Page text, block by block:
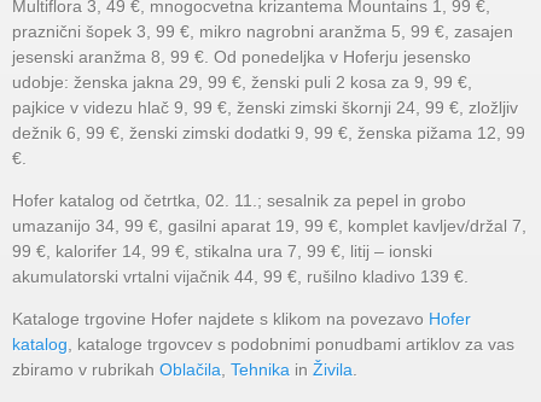
Multiflora 3, 49 €, mnogocvetna krizantema Mountains 1, 99 €,
praznični šopek 3, 99 €, mikro nagrobni aranžma 5, 99 €, zasajen
jesenski aranžma 8, 99 €. Od ponedeljka v Hoferju jesensko
udobje: ženska jakna 29, 99 €, ženski puli 2 kosa za 9, 99 €,
pajkice v videzu hlač 9, 99 €, ženski zimski škornji 24, 99 €, zložljiv
dežnik 6, 99 €, ženski zimski dodatki 9, 99 €, ženska pižama 12, 99
€.
Hofer katalog od četrtka, 02. 11.; sesalnik za pepel in grobo
umazanijo 34, 99 €, gasilni aparat 19, 99 €, komplet kavljev/držal 7,
99 €, kalorifer 14, 99 €, stikalna ura 7, 99 €, litij – ionski
akumulatorski vrtalni vijačnik 44, 99 €, rušilno kladivo 139 €.
Kataloge trgovine Hofer najdete s klikom na povezavo Hofer
katalog , kataloge trgovcev s podobnimi ponudbami artiklov za vas
zbiramo v rubrikah Oblačila Tehnika in Živila